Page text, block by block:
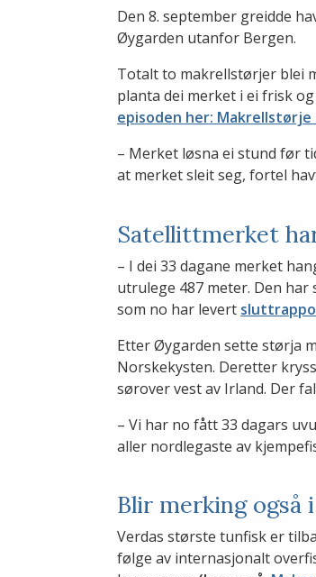
Den 8. september greidde
Øygarden utanfor Bergen.
Totalt to makrellstørjer blei
planta dei merket i ei frisk
episoden her:
– Merket løsna ei stund før
at merket sleit seg, fortel
Satellittmerket
– I dei 33 dagane merket
utrulege 487 meter. Den
som no har levert
Etter Øygarden sette størja
Norskekysten. Deretter
sørover vest av Irland. Der
– Vi har no fått 33 dagars
aller nordlegaste av
Blir merking også i
Verdas største tunfisk er
følge av internasjonalt